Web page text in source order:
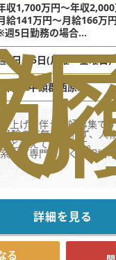
収1,700万円～年収
給141万円～月給166万円
週5日勤務の場合
経験や手技等に応じて
4日～5日(月曜～金曜日)
沖縄県 中頭郡西原町
上げに伴う医師募集で
験の有無は問わず、人
と考えております。
とご専門も広くご相談
を目途に、地域のニー
を問わず、訪問診療及
を募集しております。
の有無は不問とし、ご
を行っていきます。
気】
詳細を見る
る